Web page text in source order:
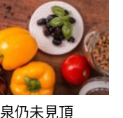
仍未見頂